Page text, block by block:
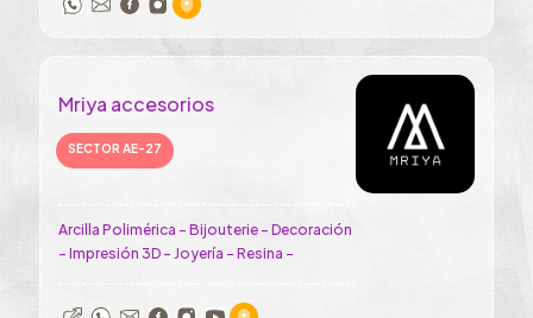
Mriya accesorios
SECTOR AE-27
Arcilla Polimérica - Bijouterie - Decoración
- Impresión 3D - Joyería - Resina -